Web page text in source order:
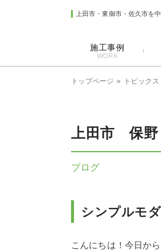
上田市・東御市・佐久市を
施工事例
WORK
トップページ トピックス
上田市 保
ブログ
シンプルモ
こんにちは！今日か